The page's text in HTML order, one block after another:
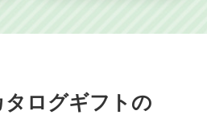
ログギフトの